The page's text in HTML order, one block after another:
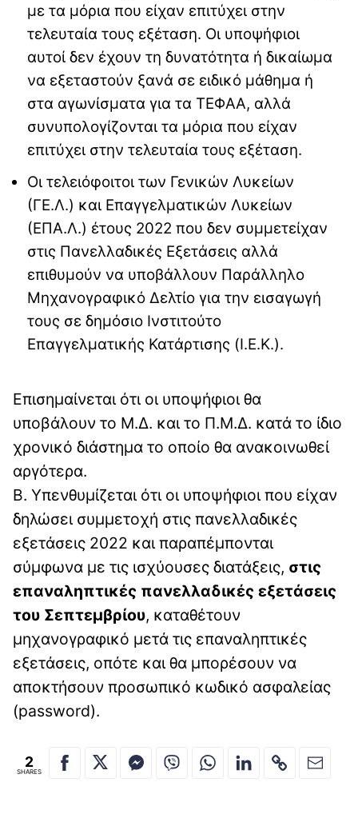
με τα μόρια που είχαν επιτύχει στην
τελευταία τους εξέταση. Οι υποψήφιοι
αυτοί δεν έχουν τη δυνατότητα ή δικαίωμα
να εξεταστούν ξανά σε ειδικό μάθημα ή
στα αγωνίσματα για τα ΤΕΦΑΑ, αλλά
συνυπολογίζονται τα μόρια που είχαν
επιτύχει στην τελευταία τους εξέταση.
Οι τελειόφοιτοι των Γενικών Λυκείων
(ΓΕ.Λ.) και Επαγγελματικών Λυκείων
(ΕΠΑ.Λ.) έτους 2022 που δεν συμμετείχαν
στις Πανελλαδικές Εξετάσεις αλλά
επιθυμούν να υποβάλλουν Παράλληλο
Μηχανογραφικό Δελτίο για την εισαγωγή
τους σε δημόσιο Ινστιτούτο
Επαγγελματικής Κατάρτισης (Ι.Ε.Κ.).
Επισημαίνεται ότι οι υποψήφιοι θα
υποβάλουν το Μ.Δ. και το Π.Μ.Δ. κατά το ίδιο
χρονικό διάστημα το οποίο θα ανακοινωθεί
αργότερα.
Β. Υπενθυμίζεται ότι οι υποψήφιοι που είχαν
δηλώσει συμμετοχή στις πανελλαδικές
εξετάσεις 2022 και παραπέμπονται
σύμφωνα με τις ισχύουσες διατάξεις, στις
επαναληπτικές πανελλαδικές εξετάσεις
του Σεπτεμβρίου, καταθέτουν
μηχανογραφικό μετά τις επαναληπτικές
εξετάσεις, οπότε και θα μπορέσουν να
αποκτήσουν προσωπικό κωδικό ασφαλείας
(password).
2
SHARES